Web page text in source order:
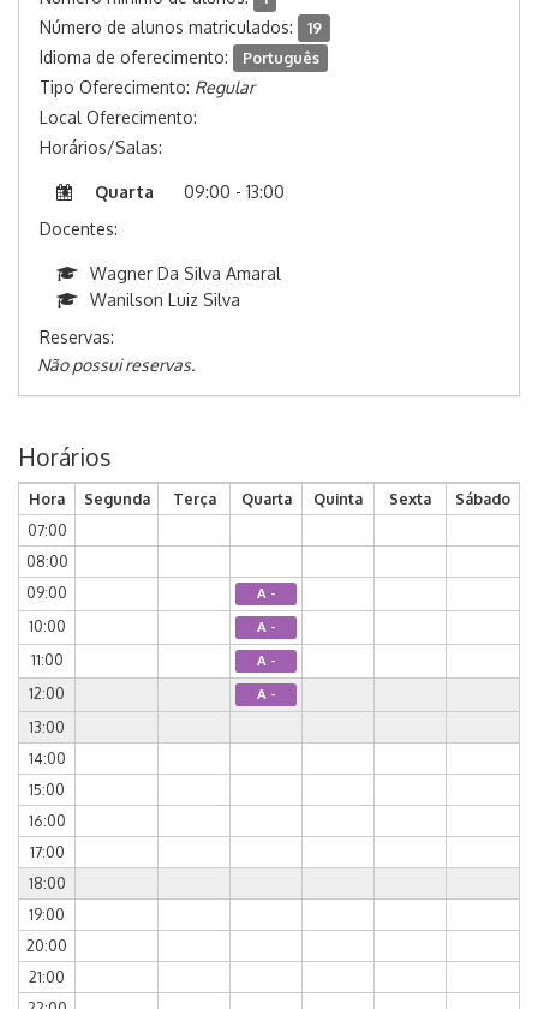
Número de alunos matriculados: 19
Idioma de oferecimento: Português
Tipo Oferecimento: Regular
Local Oferecimento:
Horários/Salas:
Quarta
09:00 - 13:00
Docentes:
Wagner Da Silva Amaral
Wanilson Luiz Silva
Reservas:
Não possui reservas.
Horários
Hora Segunda Terça Quarta Quinta Sexta
Sábado
07:00
08:00
09:00
A -
10:00 A -
11:00 A -
12:00 A -
13:00
14:00
15:00
16:00
17:00
18:00
19:00
20:00
21:00